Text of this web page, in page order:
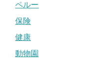
ペルー
保険
健康
動物園